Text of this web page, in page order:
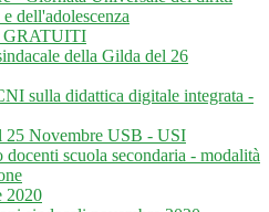
dell'adolescenza
della Gilda del 26
sulla didattica digitale integrata -
25 Novembre USB - USI
docenti scuola secondaria - modalità
2020